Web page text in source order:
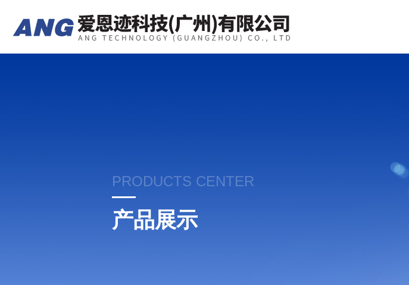
PRODUCTS CENTER
产品展示